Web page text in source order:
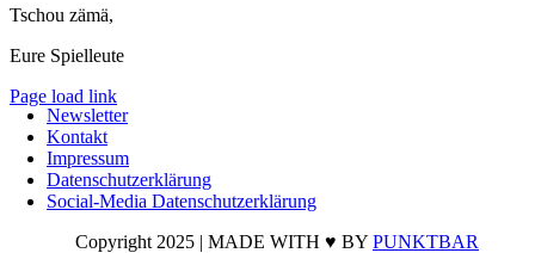
Tschou zämä,
Eure Spielleute
Newsletter
Kontakt
Impressum
Datenschutzerklärung
Social-Media Datenschutzerklärung
Copyright 2025 | MADE WITH ♥ BY PUNKTBAR
Page load link
Nach
oben